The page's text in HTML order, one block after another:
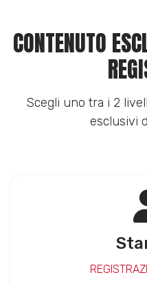
CONTENUTO
Scegli uno tra i 2
esclusivi